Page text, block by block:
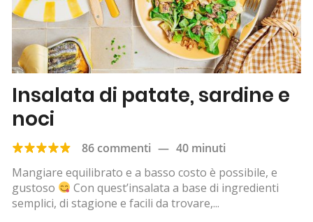
Insalata di patate, sardine e
noci
86 commenti — 40 minuti
Mangiare equilibrato e a basso costo è possibile, e
gustoso
Con quest’insalata a base di ingredienti
semplici, di stagione e facili da trovare,...